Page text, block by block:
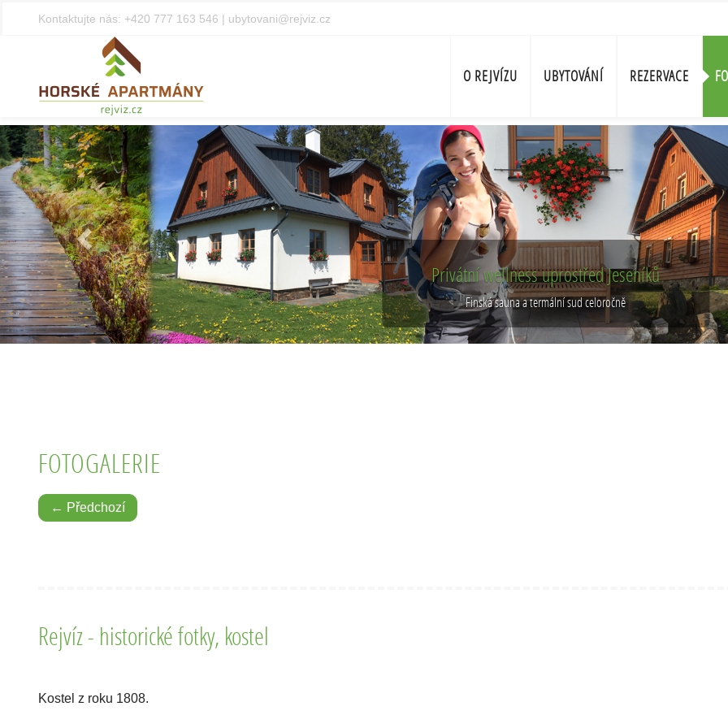
Kontaktujte nás: +420 777 163 546 | ubytovani@rejviz.cz
O REJVÍZU UBYTOVÁNÍ REZERVACE
Privátní wellness uprostřed Jeseníků
Finská sauna a termální sud celoročně
Předchozí
FOTOGALERIE
← Předchozí
Rejvíz - historické fotky, kostel
Kostel z roku 1808.